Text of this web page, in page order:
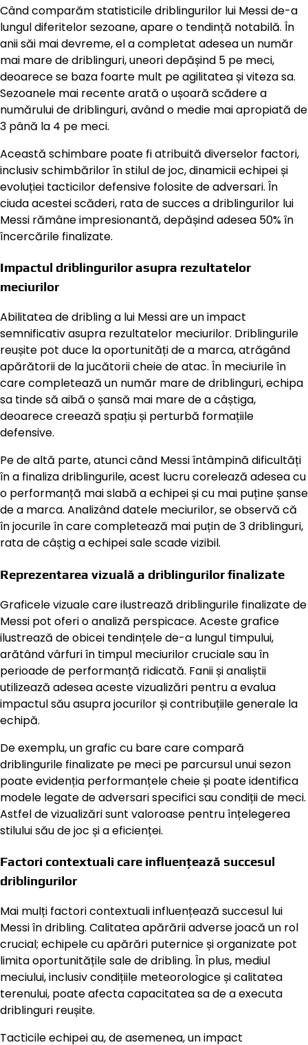
Când comparăm statisticile driblingurilor lui Messi de-a
lungul diferitelor sezoane, apare o tendință notabilă. În
anii săi mai devreme, el a completat adesea un număr
mai mare de driblinguri, uneori depășind 5 pe meci,
deoarece se baza foarte mult pe agilitatea și viteza sa.
Sezoanele mai recente arată o ușoară scădere a
numărului de driblinguri, având o medie mai apropiată de
3 până la 4 pe meci.
Această schimbare poate fi atribuită diverselor factori,
inclusiv schimbărilor în stilul de joc, dinamicii echipei și
evoluției tacticilor defensive folosite de adversari. În
ciuda acestei scăderi, rata de succes a driblingurilor lui
Messi rămâne impresionantă, depășind adesea 50% în
încercările finalizate.
Impactul driblingurilor asupra rezultatelor
meciurilor
Abilitatea de dribling a lui Messi are un impact
semnificativ asupra rezultatelor meciurilor. Driblingurile
reușite pot duce la oportunități de a marca, atrăgând
apărătorii de la jucătorii cheie de atac. În meciurile în
care completează un număr mare de driblinguri, echipa
sa tinde să aibă o șansă mai mare de a câștiga,
deoarece creează spațiu și perturbă formațiile
defensive.
Pe de altă parte, atunci când Messi întâmpină dificultăți
în a finaliza driblingurile, acest lucru corelează adesea cu
o performanță mai slabă a echipei și cu mai puține șanse
de a marca. Analizând datele meciurilor, se observă că
în jocurile în care completează mai puțin de 3 driblinguri,
rata de câștig a echipei sale scade vizibil.
Reprezentarea vizuală a driblingurilor finalizate
Graficele vizuale care ilustrează driblingurile finalizate de
Messi pot oferi o analiză perspicace. Aceste grafice
ilustrează de obicei tendințele de-a lungul timpului,
arătând vârfuri în timpul meciurilor cruciale sau în
perioade de performanță ridicată. Fanii și analiștii
utilizează adesea aceste vizualizări pentru a evalua
impactul său asupra jocurilor și contribuțiile generale la
echipă.
De exemplu, un grafic cu bare care compară
driblingurile finalizate pe meci pe parcursul unui sezon
poate evidenția performanțele cheie și poate identifica
modele legate de adversari specifici sau condiții de meci.
Astfel de vizualizări sunt valoroase pentru înțelegerea
stilului său de joc și a eficienței.
Factori contextuali care influențează succesul
driblingurilor
Mai mulți factori contextuali influențează succesul lui
Messi în dribling. Calitatea apărării adverse joacă un rol
crucial; echipele cu apărări puternice și organizate pot
limita oportunitățile sale de dribling. În plus, mediul
meciului, inclusiv condițiile meteorologice și calitatea
terenului, poate afecta capacitatea sa de a executa
driblinguri reușite.
Tacticile echipei au, de asemenea, un impact